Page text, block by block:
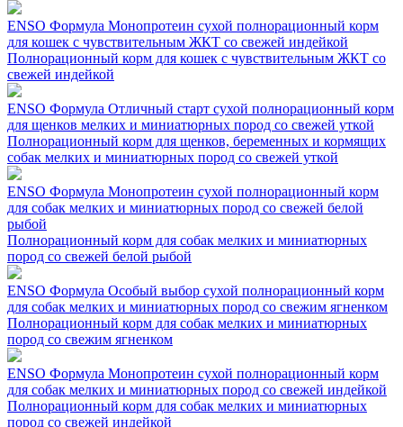
ENSO Формула Монопротеин сухой полнорационный корм
для кошек с чувствительным ЖКТ со свежей индейкой
Полнорационный корм для кошек с чувствительным ЖКТ со
свежей индейкой
ENSO Формула Отличный старт сухой полнорационный корм
для щенков мелких и миниатюрных пород со свежей уткой
Полнорационный корм для щенков, беременных и кормящих
собак мелких и миниатюрных пород со свежей уткой
ENSO Формула Монопротеин сухой полнорационный корм
для собак мелких и миниатюрных пород со свежей белой
рыбой
Полнорационный корм для собак мелких и миниатюрных
пород со свежей белой рыбой
ENSO Формула Особый выбор сухой полнорационный корм
для собак мелких и миниатюрных пород со свежим ягненком
Полнорационный корм для собак мелких и миниатюрных
пород со свежим ягненком
ENSO Формула Монопротеин сухой полнорационный корм
для собак мелких и миниатюрных пород со свежей индейкой
Полнорационный корм для собак мелких и миниатюрных
пород со свежей индейкой